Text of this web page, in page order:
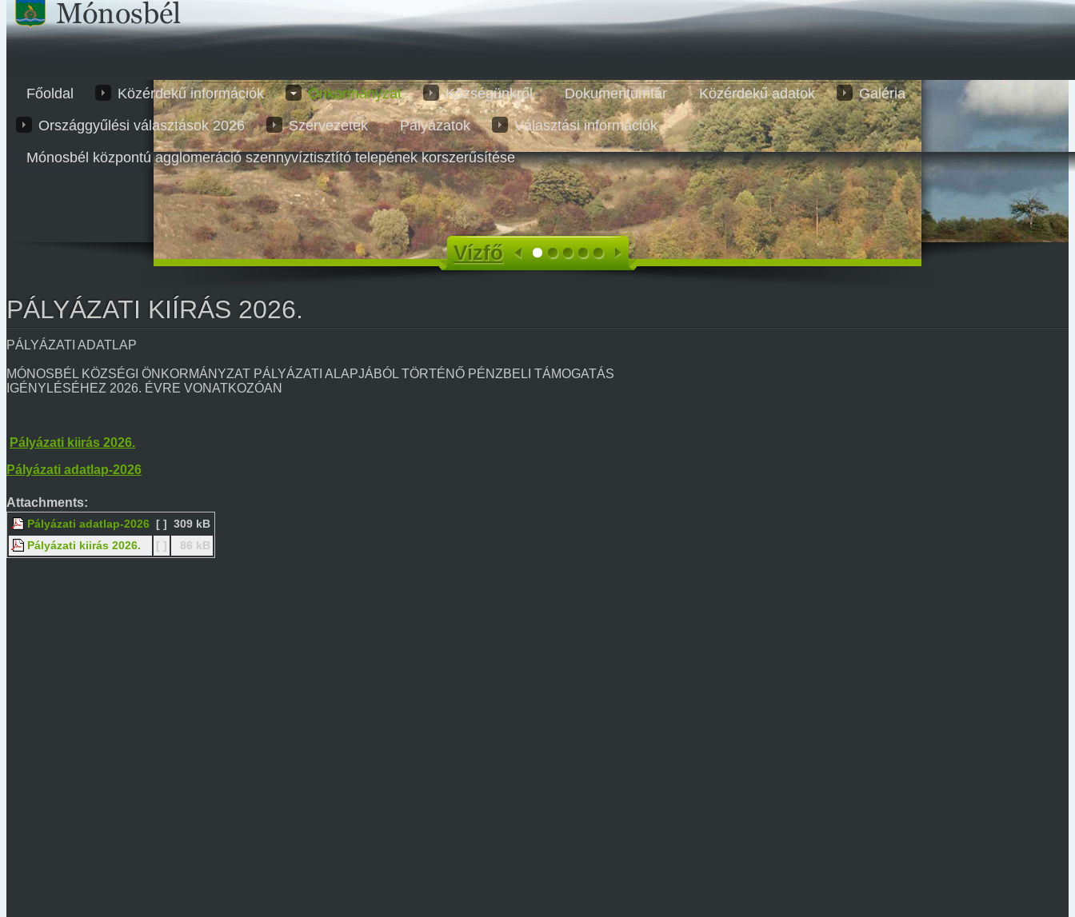
Főoldal Közérdekű információk Önkormányzat Községünkről Dokumentumtár Közérdekű adatok
Galéria
Országgyűlési választások 2026
Szervezetek Pályázatok
Választási információk
Mónosbél központú agglomeráció szennyvíztisztító telepének korszerűsítése
Vízfő
PÁLYÁZATI KIÍRÁS 2026.
PÁLYÁZATI ADATLAP
MÓNOSBÉL KÖZSÉGI ÖNKORMÁNYZAT PÁLYÁZATI ALAPJÁBÓL TÖRTÉNŐ PÉNZBELI TÁMOGATÁS
IGÉNYLÉSÉHEZ 2026. ÉVRE VONATKOZÓAN
Pályázati kiirás 2026.
Pályázati adatlap-2026
Attachments:
Pályázati adatlap-2026 [ ] 309 kB
Pályázati kiirás 2026.
[ ] 86 kB